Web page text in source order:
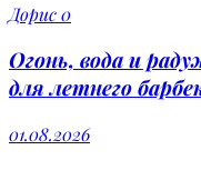
Дорис0
Огонь, вода и
для летнего
01.08.2026